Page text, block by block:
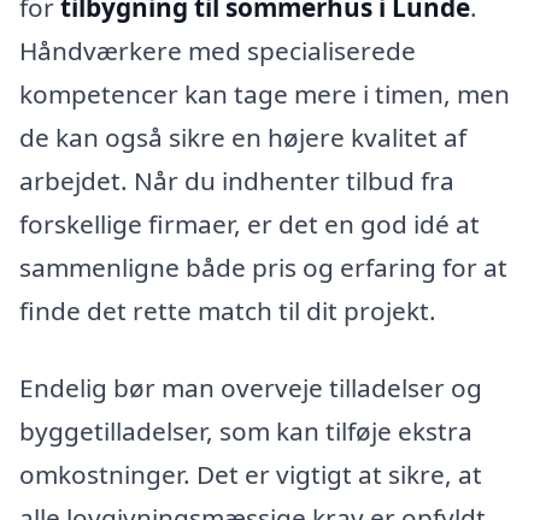
fortilbygning til sommerhus i Lunde.
Håndværkere med specialiserede
kompetencer kan tage mere i timen, men
de kan også sikre en højere kvalitet af
arbejdet. Når du indhenter tilbud fra
forskellige firmaer, er det en god idé at
sammenligne både pris og erfaring for at
finde det rette match til dit projekt.
Endelig bør man overveje tilladelser og
byggetilladelser, som kan tilføje ekstra
omkostninger. Det er vigtigt at sikre, at